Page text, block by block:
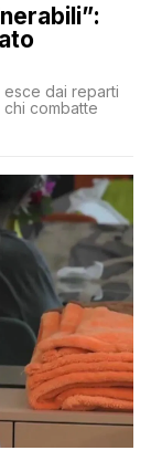
dai reparti
combatte